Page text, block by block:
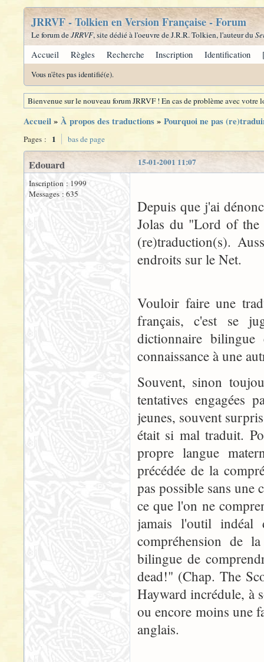
JRRVF - Tolkien en Version Française - Forum
Le forum deJRRVF, site dédié à l'oeuvre de J.R.R. Tolkien, l'auteur du
Accueil Règles Recherche Inscription Identification
Vous n'êtes pas identifié(e).
Bienvenue sur le nouveau forum JRRVF ! En cas de problème avec
Accueil» À propos des traductions» Pourquoi ne pas
Pages : 1 bas de page
15-01-2001 11:07
Edouard
Inscription : 1999
Messages : 635
Depuis que j'ai
Jolas du "Lord of the
(re)traduction(s).
endroits sur le Net.
Vouloir faire une
français, c'est se
dictionnaire bilingue
connaissance à une
Souvent, sinon
tentatives engagées
jeunes, souvent
était si mal traduit.
propre langue
précédée de la
pas possible sans une
ce que l'on ne
jamais l'outil indéal
compréhension de
bilingue de
dead!" (Chap. The
Hayward incrédule, à
ou encore moins une
anglais.